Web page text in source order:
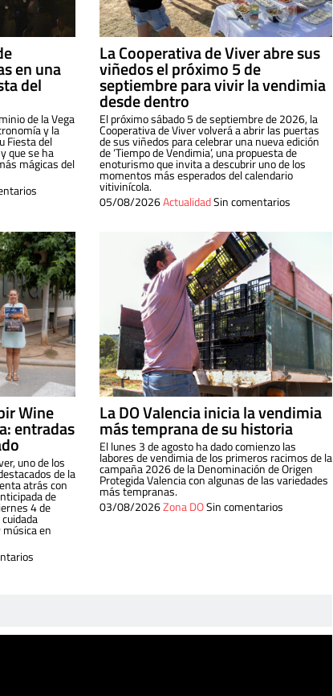
en una
del
de la Vega
y la
Fiesta del
que se ha
mágicas del
La Cooperativa de Viver abre sus
viñedos el próximo 5 de
septiembre para vivir la vendimia
desde dentro
El próximo sábado 5 de septiembre de 2026, la
Cooperativa de Viver volverá a abrir las puertas
de sus viñedos para celebrar una nueva edición
de ‘Tiempo de Vendimia’, una propuesta de
enoturismo que invita a descubrir uno de los
momentos más esperados del calendario
vitivinícola.
05/08/2026ActualidadSin comentarios
Wine
entradas
uno de los
de la
atrás con
de
4 de
en
La DO Valencia inicia la vendimia
más temprana de su historia
El lunes 3 de agosto ha dado comienzo las
labores de vendimia de los primeros racimos de la
campaña 2026 de la Denominación de Origen
Protegida Valencia con algunas de las variedades
más tempranas.
03/08/2026Zona DOSin comentarios